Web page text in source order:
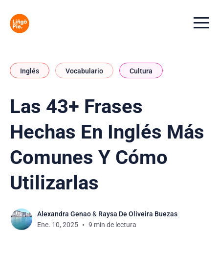
Menu
Inglés Vocabulario Cultura
Las 43+ Frases
Hechas En Inglés Más
Comunes Y Cómo
Utilizarlas
Alexandra Genao& Raysa De Oliveira Buezas
Ene. 10, 2025
9 min de lectura